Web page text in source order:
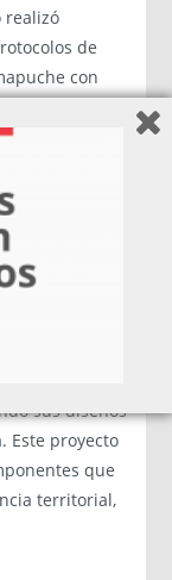
realizó
de
con
técnicas
Rios agregó
de mujeres
del
sus diseños
Este proyecto
que
territorial,